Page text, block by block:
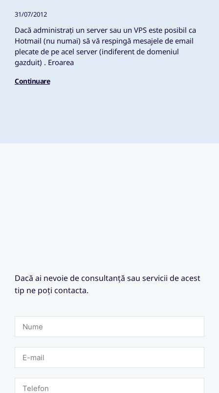
31/07/2012
Dacă administrați un server sau un VPS este posibil ca
Hotmail (nu numai) să vă respingă mesajele de email
plecate de pe acel server (indiferent de domeniul
gazduit) . Eroarea
Continuare
Dacă ai nevoie de consultanță sau servicii de acest
tip ne poți contacta.